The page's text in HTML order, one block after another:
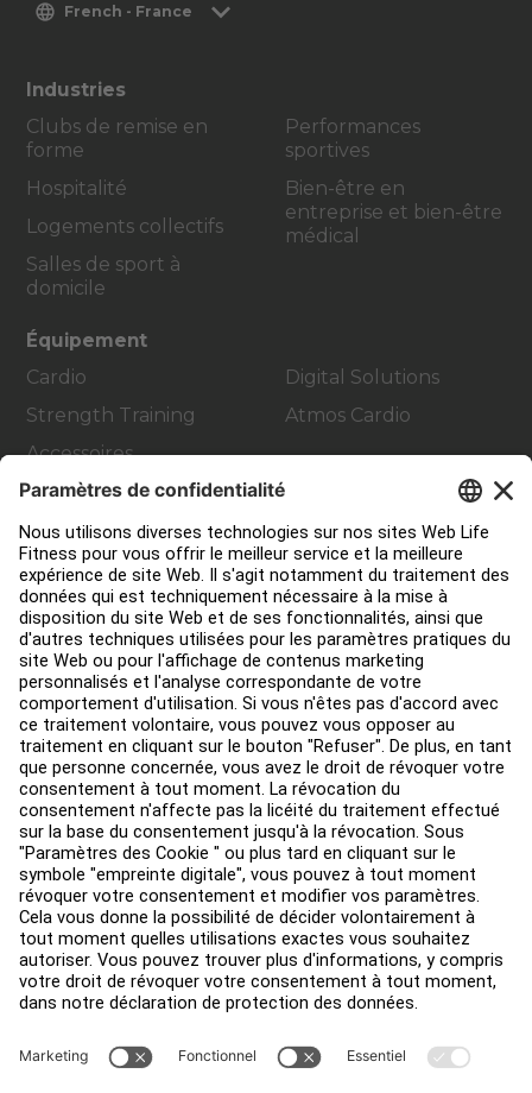
French - France
Industries
Clubs de remise en
forme
Hospitalité
Logements collectifs
Salles de sport à
domicile
Performances
sportives
Bien-être en
entreprise et bien-être
médical
Équipement
Cardio
Strength Training
Accessoires
Digital Solutions
Atmos Cardio
Contact Service
Aménagement de club
Centre de services
Centre d’éducation
Environ
Trouver un distributeur
Find a Store
Légal
Accessibilité
Sign in to Facility Connect